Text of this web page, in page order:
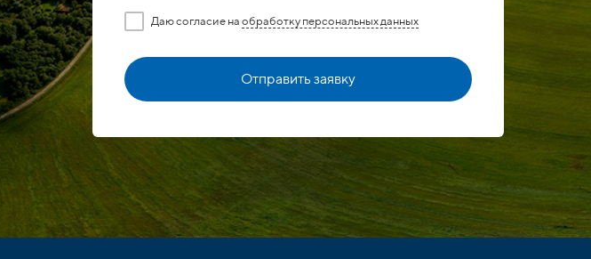
Даю согласие на обработку персональных данных
Отправить заявку